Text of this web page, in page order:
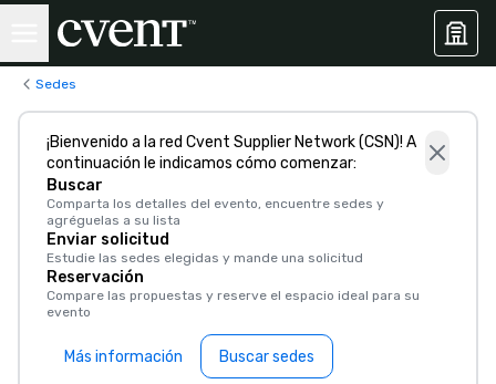
Sedes
¡Bienvenido a la red Cvent Supplier Network (CSN)! A
continuación le indicamos cómo comenzar:
Buscar
Comparta los detalles del evento, encuentre sedes y
agréguelas a su lista
Enviar solicitud
Estudie las sedes elegidas y mande una solicitud
Reservación
Compare las propuestas y reserve el espacio ideal para su
evento
Más información Buscar sedes